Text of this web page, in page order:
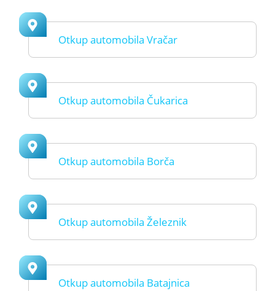
Otkup automobila Vračar
Otkup automobila Čukarica
Otkup automobila Borča
Otkup automobila Železnik
Otkup automobila Batajnica